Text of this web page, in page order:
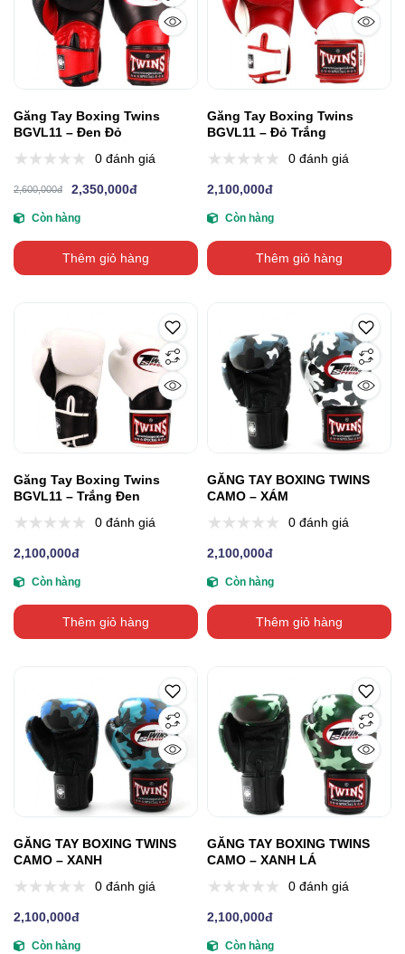
Găng Tay Boxing Twins
BGVL11 – Đen Đỏ
0 đánh giá
2,600,000đ 2,350,000đ
Còn hàng
Thêm giỏ hàng
Găng Tay Boxing Twins
BGVL11 – Đỏ Trắng
0 đánh giá
2,100,000đ
Còn hàng
Thêm giỏ hàng
Găng Tay Boxing Twins
BGVL11 – Trắng Đen
0 đánh giá
2,100,000đ
Còn hàng
Thêm giỏ hàng
GĂNG TAY BOXING TWINS
CAMO – XÁM
0 đánh giá
2,100,000đ
Còn hàng
Thêm giỏ hàng
GĂNG TAY BOXING TWINS
CAMO – XANH
0 đánh giá
2,100,000đ
Còn hàng
GĂNG TAY BOXING TWINS
CAMO – XANH LÁ
0 đánh giá
2,100,000đ
Còn hàng